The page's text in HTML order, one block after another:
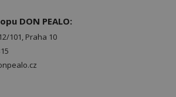
DON PEALO:
101, Praha 10